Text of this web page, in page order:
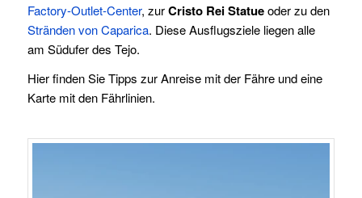
Factory-Outlet-Center, zurCristo Rei Statue oder zu den
Stränden von Caparica. Diese Ausflugsziele liegen alle
am Südufer des Tejo.
Hier finden Sie Tipps zur Anreise mit der Fähre und eine
Karte mit den Fährlinien.